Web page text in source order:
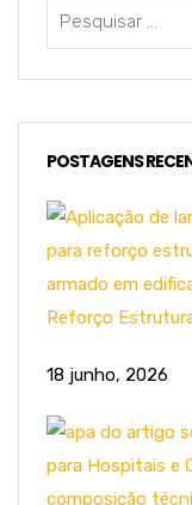
POSTAGENS
Reforço
18 junho, 2026